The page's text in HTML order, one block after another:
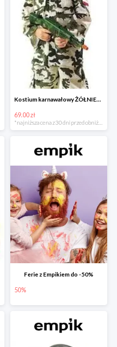
Kostium karnawałowy ŻÓŁNIERZ
69.00 zł
*najniższa cena z 30 dni przed obniżką
Ferie z Empikiem do -50%
50%